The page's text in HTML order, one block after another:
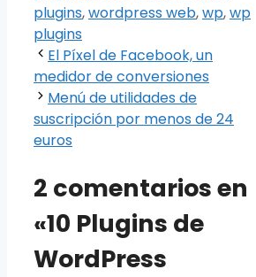
plugins,wordpress web,wp,wp
plugins
El Píxel de Facebook, un
medidor de conversiones
Menú de utilidades de
suscripción por menos de 24
euros
2 comentarios en
«10 Plugins de
WordPress